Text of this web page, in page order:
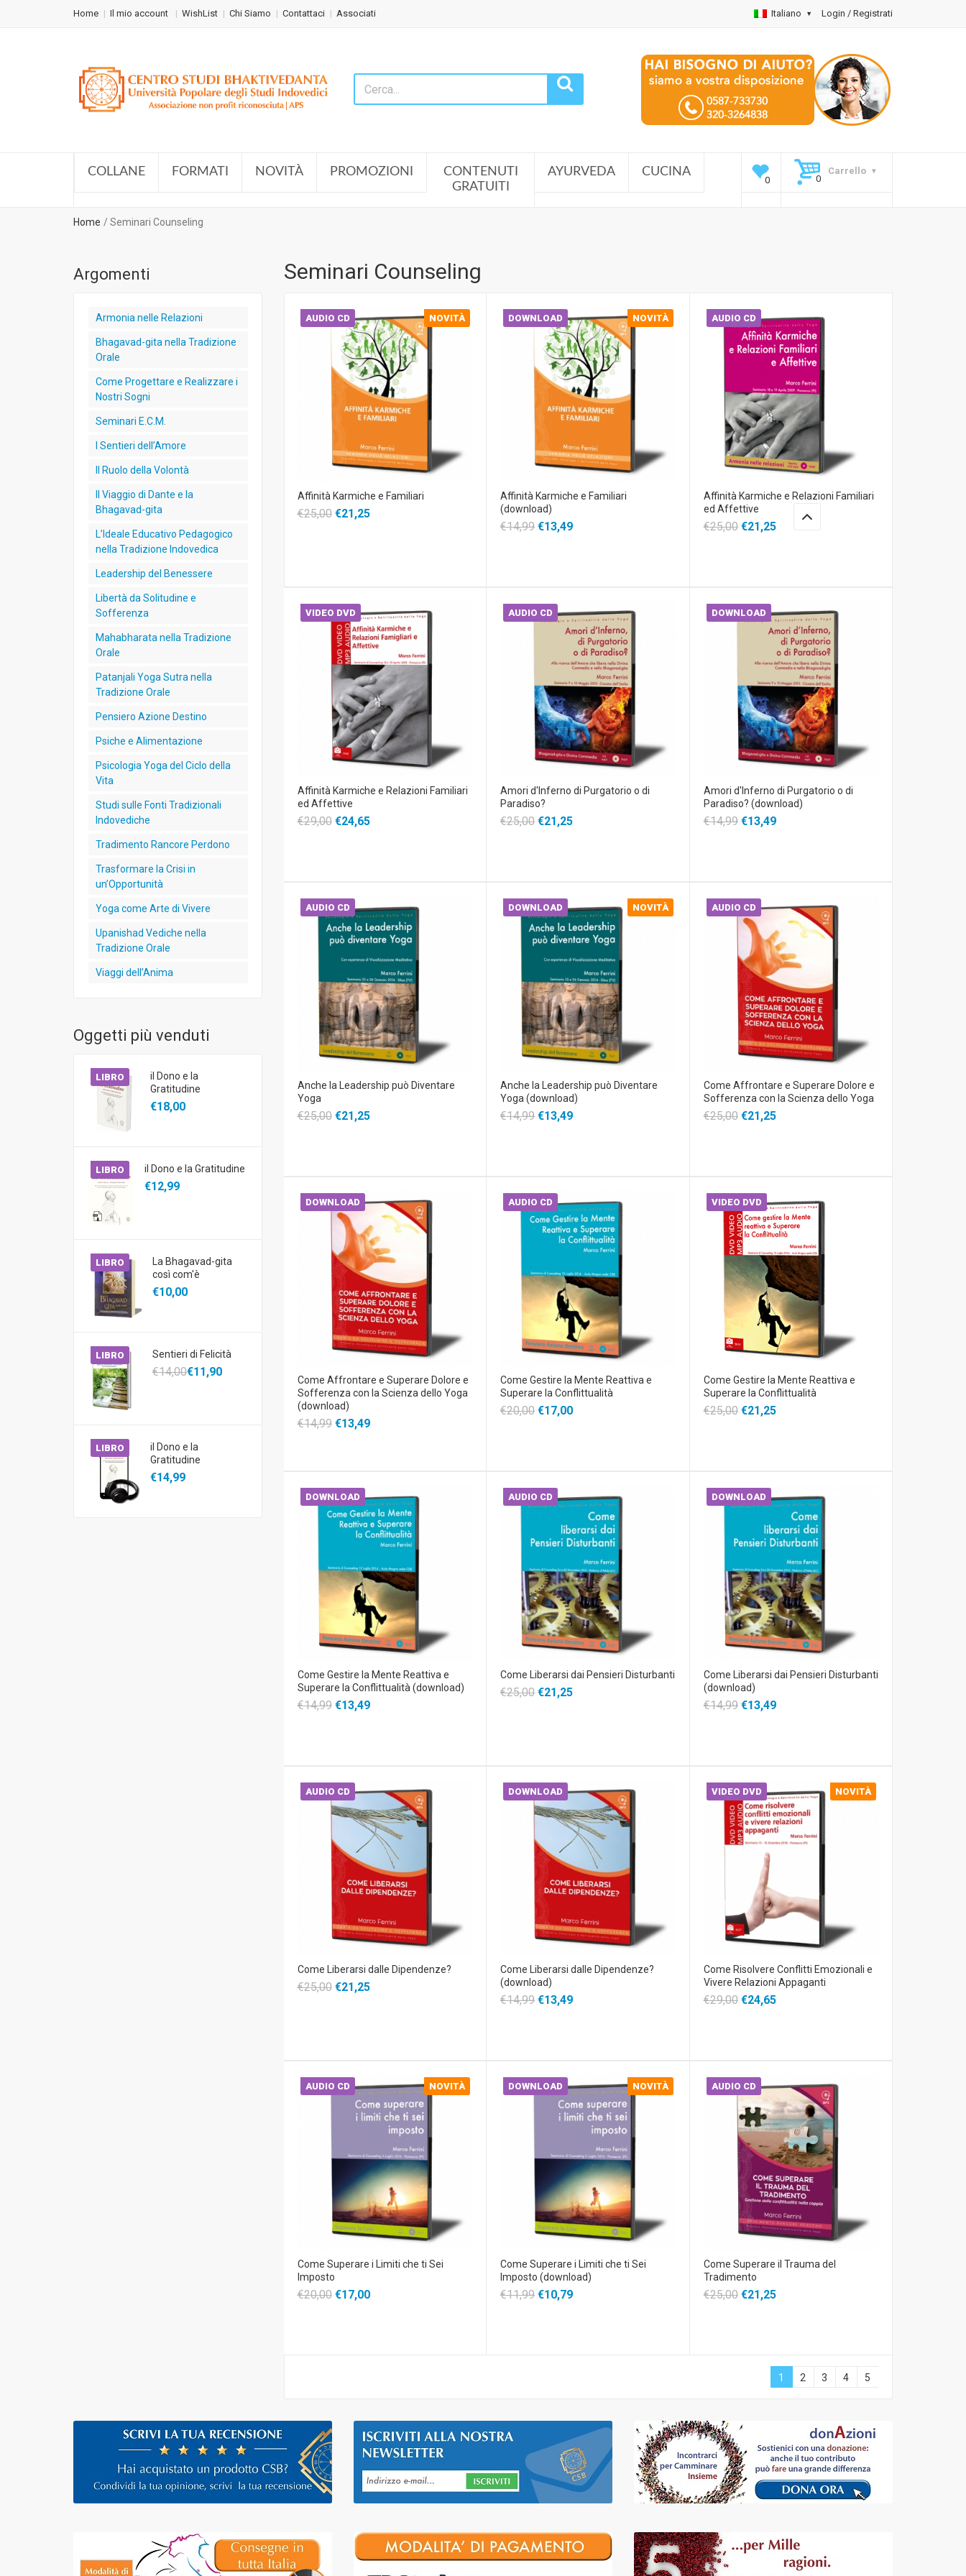
Home Il mio account WishList Chi Siamo Contattaci Associati Login / Registrati
Italiano
COLLANE FORMATI NOVITÀ PROMOZIONI
CONTENUTI
GRATUITI
AYURVEDA CUCINA Carrello
Home Seminari Counseling
Argomenti
Armonia nelle Relazioni
Bhagavad-gita nella Tradizione
Orale
Come Progettare e Realizzare i
Nostri Sogni
Seminari E.C.M.
I Sentieri dell’Amore
Il Ruolo della Volontà
Il Viaggio di Dante e la
Bhagavad-gita
L’Ideale Educativo Pedagogico
nella Tradizione Indovedica
Leadership del Benessere
Libertà da Solitudine e
Sofferenza
Mahabharata nella Tradizione
Orale
Patanjali Yoga Sutra nella
Tradizione Orale
Pensiero Azione Destino
Psiche e Alimentazione
Psicologia Yoga del Ciclo della
Vita
Studi sulle Fonti Tradizionali
Indovediche
Tradimento Rancore Perdono
Trasformare la Crisi in
un’Opportunità
Yoga come Arte di Vivere
Upanishad Vediche nella
Tradizione Orale
Viaggi dell’Anima
Oggetti più venduti
LIBRO
il Dono e la
Gratitudine
€18,00
LIBRO il Dono e la Gratitudine
€12,99
LIBRO
La Bhagavad-gita
così com'è
€10,00
LIBRO Sentieri di Felicità
€14,00€11,90
LIBRO
il Dono e la
Gratitudine
€14,99
Seminari Counseling
AUDIO CD NOVITÀ
Affinità Karmiche e Familiari
€25,00 €21,25
DOWNLOAD NOVITÀ
Affinità Karmiche e Familiari
(download)
€14,99 €13,49
AUDIO CD
Affinità Karmiche e Relazioni Familiari
ed Affettive
€25,00 €21,25
VIDEO DVD
Affinità Karmiche e Relazioni Familiari
ed Affettive
€29,00 €24,65
AUDIO CD
Amori d'Inferno di Purgatorio o di
Paradiso?
€25,00 €21,25
DOWNLOAD
Amori d'Inferno di Purgatorio o di
Paradiso? (download)
€14,99 €13,49
AUDIO CD
Anche la Leadership può Diventare
Yoga
€25,00 €21,25
DOWNLOAD NOVITÀ
Anche la Leadership può Diventare
Yoga (download)
€14,99 €13,49
AUDIO CD
Come Affrontare e Superare Dolore e
Sofferenza con la Scienza dello Yoga
€25,00 €21,25
DOWNLOAD
Come Affrontare e Superare Dolore e
Sofferenza con la Scienza dello Yoga
(download)
€14,99 €13,49
AUDIO CD
Come Gestire la Mente Reattiva e
Superare la Conflittualità
€20,00 €17,00
VIDEO DVD
Come Gestire la Mente Reattiva e
Superare la Conflittualità
€25,00 €21,25
DOWNLOAD
Come Gestire la Mente Reattiva e
Superare la Conflittualità (download)
€14,99 €13,49
AUDIO CD
Come Liberarsi dai Pensieri Disturbanti
€25,00 €21,25
DOWNLOAD
Come Liberarsi dai Pensieri Disturbanti
(download)
€14,99 €13,49
AUDIO CD
Come Liberarsi dalle Dipendenze?
€25,00 €21,25
DOWNLOAD
Come Liberarsi dalle Dipendenze?
(download)
€14,99 €13,49
VIDEO DVD NOVITÀ
Come Risolvere Conflitti Emozionali e
Vivere Relazioni Appaganti
€29,00 €24,65
AUDIO CD NOVITÀ
Come Superare i Limiti che ti Sei
Imposto
€20,00 €17,00
DOWNLOAD NOVITÀ
Come Superare i Limiti che ti Sei
Imposto (download)
€11,99 €10,79
AUDIO CD
Come Superare il Trauma del
Tradimento
€25,00 €21,25
1 2 3 4 5